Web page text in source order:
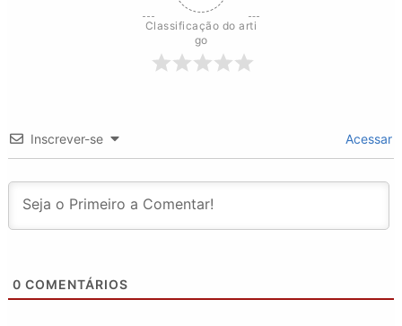
Classificação do arti
go
Inscrever-se Acessar
0 COMENTÁRIOS